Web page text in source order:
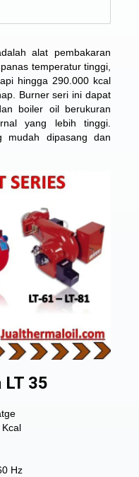
alat pembakaran
temperatur tinggi,
hingga 290.000 kcal
Burner seri ini dapat
boiler oil berukuran
yang lebih tinggi.
mudah dipasang dan
35
Hz